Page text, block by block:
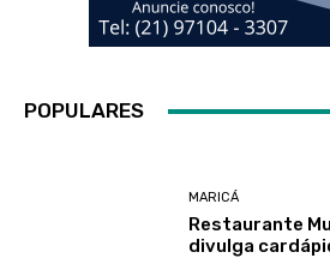
POPULARES
MARICÁ
Restaurante
divulga